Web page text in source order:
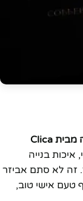
מחזיק מפתחות מתכת Fashion אופנה מבית Clica
בנייה
זה לא סתם אביזר
טעם אישי טוב,